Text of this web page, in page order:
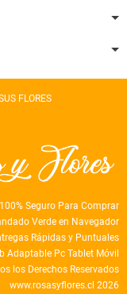
FLORES
Seguro Para Comprar
Verde en Navegador
Rápidas y Puntuales
Adaptable Pc Tablet Móvil
los Derechos Reservados
www.rosasyflores.cl 2026